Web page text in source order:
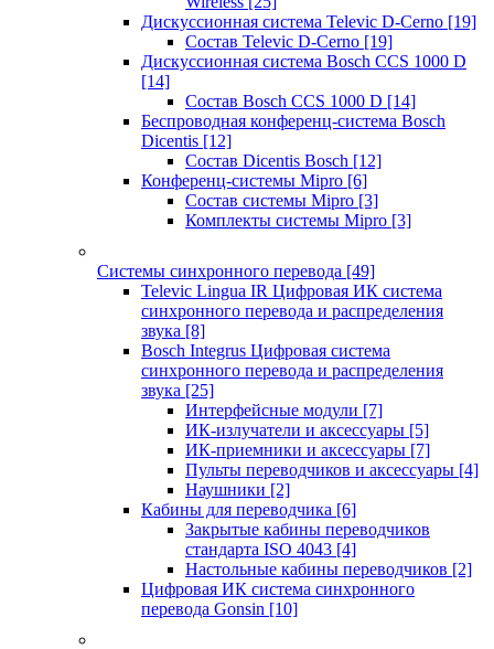
Дискуссионная система Televic D-Cerno [19]
Состав Televic D-Cerno [19]
Дискуссионная система Bosch CCS 1000 D
[14]
Состав Bosch CCS 1000 D [14]
Беспроводная конференц-система Bosch
Dicentis [12]
Состав Dicentis Bosch [12]
Конференц-системы Mipro [6]
Состав системы Mipro [3]
Комплекты системы Mipro [3]
Системы синхронного перевода [49]
Televic Lingua IR Цифровая ИК система
синхронного перевода и распределения
звука [8]
Bosch Integrus Цифровая система
синхронного перевода и распределения
звука [25]
Интерфейсные модули [7]
ИК-излучатели и аксессуары [5]
ИК-приемники и аксессуары [7]
Пульты переводчиков и аксессуары [4]
Наушники [2]
Кабины для переводчика [6]
Закрытые кабины переводчиков
стандарта ISO 4043 [4]
Настольные кабины переводчиков [2]
Цифровая ИК система синхронного
перевода Gonsin [10]